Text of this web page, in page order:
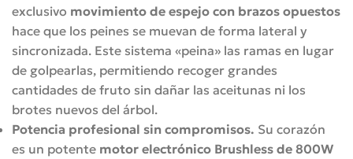
exclusivo movimiento de espejo con brazos opuestos
hace que los peines se muevan de forma lateral y
sincronizada. Este sistema «peina» las ramas en lugar
de golpearlas, permitiendo recoger grandes
cantidades de fruto sin dañar las aceitunas ni los
brotes nuevos del árbol.
Potencia profesional sin compromisos. Su corazón
es un potente motor electrónico Brushless de 800W